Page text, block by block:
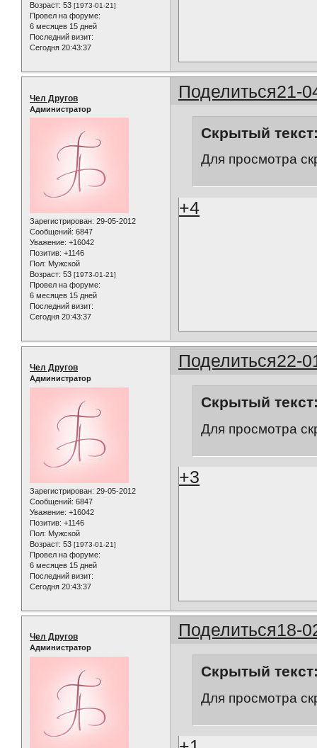
Возраст: 53 [1973-01-21]
Провел на форуме:
6 месяцев 15 дней
Последний визит:
Сегодня 20:43:37
Поделиться21-
Чел Другов
Администратор
Зарегистрирован: 29-05-2012
Сообщений: 6847
Уважение: +16042
Позитив: +1146
Пол: Мужской
Возраст: 53 [1973-01-21]
Провел на форуме:
6 месяцев 15 дней
Последний визит:
Сегодня 20:43:37
Скрытый
Для просмотра
+4
Поделиться22-
Чел Другов
Администратор
Зарегистрирован: 29-05-2012
Сообщений: 6847
Уважение: +16042
Позитив: +1146
Пол: Мужской
Возраст: 53 [1973-01-21]
Провел на форуме:
6 месяцев 15 дней
Последний визит:
Сегодня 20:43:37
Скрытый
Для просмотра
+3
Поделиться18-
Чел Другов
Администратор
Скрытый
Для просмотра